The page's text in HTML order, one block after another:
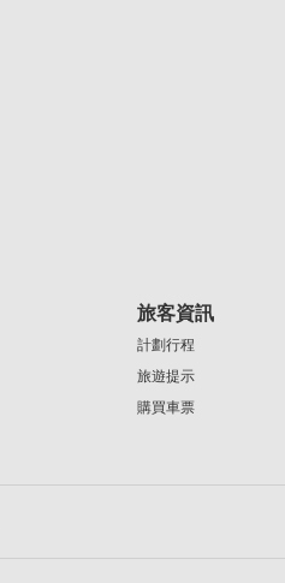
旅客資訊
計劃行程
旅遊提示
購買車票